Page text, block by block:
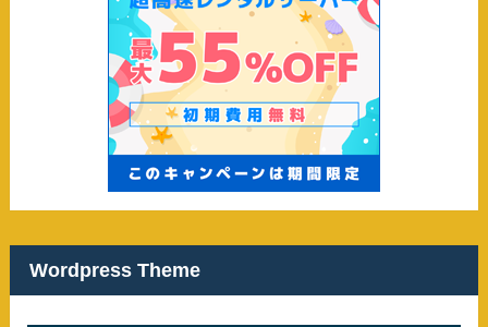
Wordpress Theme